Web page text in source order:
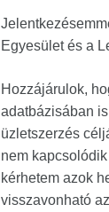
Egyesület és a
Hozzájárulok,
adatbázisában
üzletszerzés
nem
kérhetem azok
visszavonható